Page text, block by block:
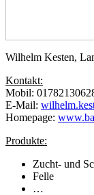
Wilhelm Kesten,
Kontakt:
Mobil:
E-Mail:
Homepage:
Produkte:
Zucht- und
Felle
…